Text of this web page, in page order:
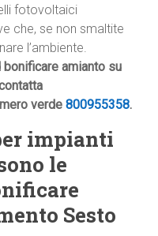
fotovoltaici
che, se non smaltite
l’ambiente.
amianto su
verde800955358.
impianti
le
Sesto